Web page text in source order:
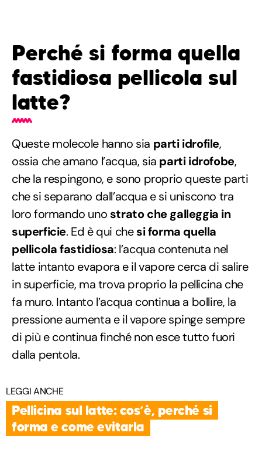
Perché si forma quella
fastidiosa pellicola sul
latte?
Queste molecole hanno sia parti idrofile,
ossia che amano l’acqua, sia parti idrofobe,
che la respingono, e sono proprio queste parti
che si separano dall’acqua e si uniscono tra
loro formando uno strato che galleggia in
superficie. Ed è qui chesi forma quella
pellicola fastidiosa: l’acqua contenuta nel
latte intanto evapora e il vapore cerca di salire
in superficie, ma trova proprio la pellicina che
fa muro. Intanto l’acqua continua a bollire, la
pressione aumenta e il vapore spinge sempre
di più e continua finché non esce tutto fuori
dalla pentola.
LEGGI ANCHE
Pellicina sul latte: cos’è, perché si
forma e come evitarla